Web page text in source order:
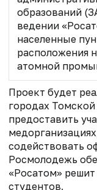
образований
ведении
населенные
расположения
атомной
Проект будет
городах
предоставить
содействовать
Росмолодежь
«Росатом»
студентов.